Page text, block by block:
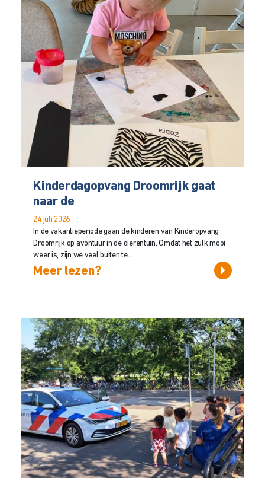
Kinderdagopvang Droomrijk gaat
naar de
24 juli 2026
In de vakantieperiode gaan de kinderen van Kinderopvang
Droomrijk op avontuur in de dierentuin. Omdat het zulk mooi
weer is, zijn we veel buiten te...
Meer lezen?